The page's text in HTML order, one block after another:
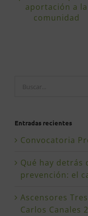
Entradas recientes
Convocatoria
Qué hay detrás
prevención: el
Ascensores
Carlos Canales